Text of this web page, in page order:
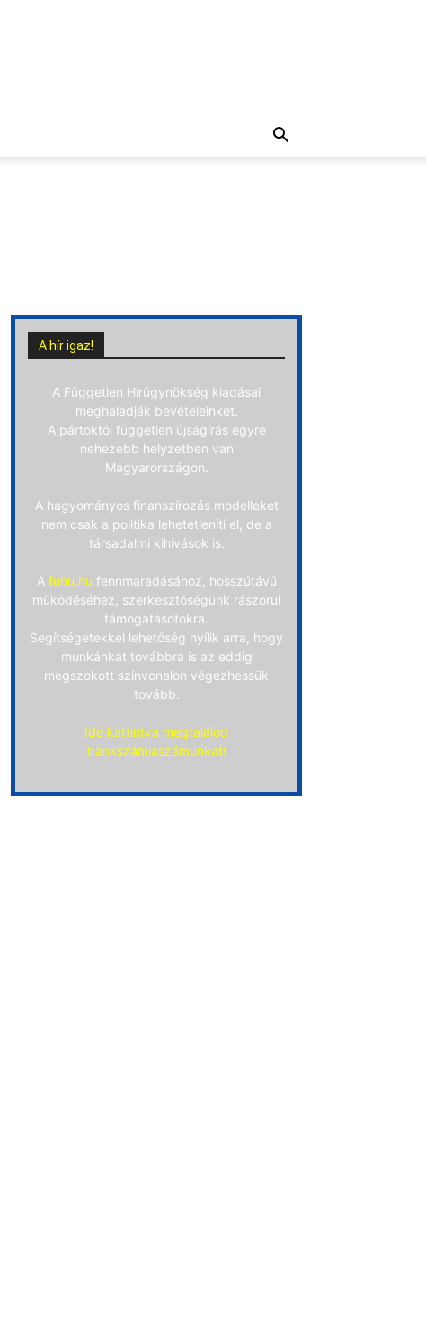
A hír igaz!
A Független Hírügynökség kiadásai
meghaladják bevételeinket.
A pártoktól független újságírás egyre
nehezebb helyzetben van
Magyarországon.
A hagyományos finanszírozás modelleket
nem csak a politika lehetetleníti el, de a
társadalmi kihívások is.
A fuhu.hu fennmaradásához, hosszútávú
működéséhez, szerkesztőségünk rászorul
támogatásotokra.
Segítségetekkel lehetőség nyílik arra, hogy
munkánkat továbbra is az eddig
megszokott színvonalon végezhessük
tovább.
Ide kattintva megtalálod
bankszámlaszámunkat!